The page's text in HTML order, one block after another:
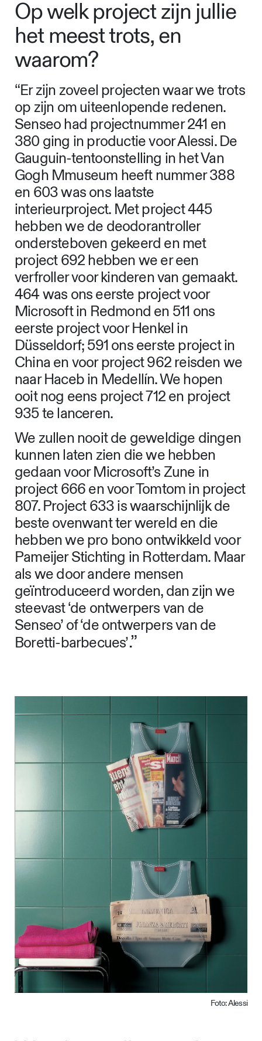
Op welk project zijn jullie
het meest trots, en
waarom?
“Er zijn zoveel projecten waar we trots
op zijn om uiteenlopende redenen.
Senseo had projectnummer 241 en
380 ging in productie voor Alessi. De
Gauguin-tentoonstelling in het Van
Gogh Mmuseum heeft nummer 388
en 603 was ons laatste
interieurproject. Met project 445
hebben we de deodorantroller
ondersteboven gekeerd en met
project 692 hebben we er een
verfroller voor kinderen van gemaakt.
464 was ons eerste project voor
Microsoft in Redmond en 511 ons
eerste project voor Henkel in
Düsseldorf; 591 ons eerste project in
China en voor project 962 reisden we
naar Haceb in Medellín. We hopen
ooit nog eens project 712 en project
935 te lanceren.
We zullen nooit de geweldige dingen
kunnen laten zien die we hebben
gedaan voor Microsoft’s Zune in
project 666 en voor Tomtom in project
807. Project 633 is waarschijnlijk de
beste ovenwant ter wereld en die
hebben we pro bono ontwikkeld voor
Pameijer Stichting in Rotterdam. Maar
als we door andere mensen
geïntroduceerd worden, dan zijn we
steevast ‘de ontwerpers van de
Senseo’ of ‘de ontwerpers van de
Boretti-barbecues’.”
Foto: Alessi